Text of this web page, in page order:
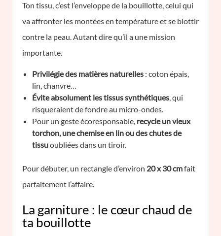
Ton tissu, c’est l’enveloppe de la bouillotte, celui qui
va affronter les montées en température et se blottir
contre la peau. Autant dire qu’il a une mission
importante.
Privilégie des matières naturelles : coton épais,
lin, chanvre…
Évite absolument les tissus synthétiques, qui
risqueraient de fondre au micro-ondes.
Pour un geste écoresponsable, recycle un vieux
torchon, une chemise en lin ou des chutes de
tissuoubliées dans un tiroir.
Pour débuter, un rectangle d’environ 20 x 30 cmfait
parfaitement l’affaire.
La garniture : le cœur chaud de
ta bouillotte